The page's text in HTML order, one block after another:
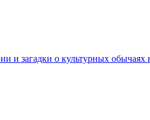
и загадки о культурных